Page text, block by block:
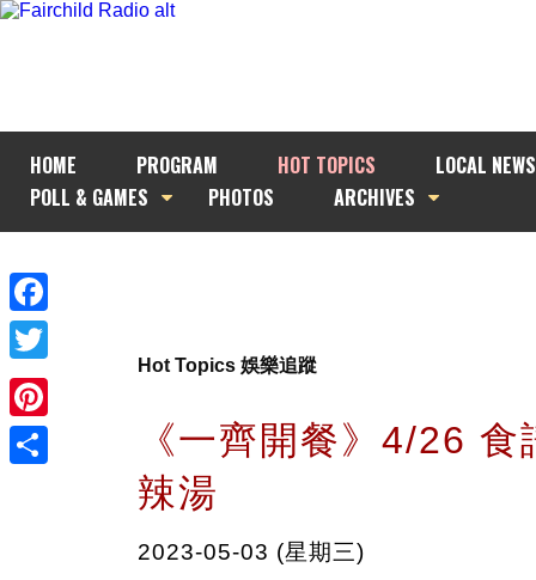
HOME PROGRAM HOT TOPICS
LOCAL NEWS
POLL & GAMES
PHOTOS ARCHIVES
Facebook
Twitter
Pinterest
Hot Topics 娛樂追蹤
《一齊開餐》4/26
辣湯
2023-05-03 (星期三)